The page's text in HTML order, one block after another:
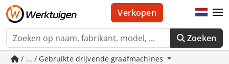
Zoeken
Verkopen
/ ... / Gebruikte drijvende graafmachines